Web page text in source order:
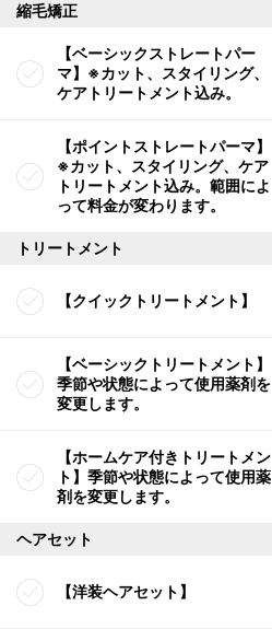
縮毛矯正
【ベーシックストレートパー
マ】※カット、スタイリング、
ケアトリートメント込み。
【ポイントストレートパーマ】
※カット、スタイリング、ケア
トリートメント込み。範囲によ
って料金が変わります。
トリートメント
【クイックトリートメント】
【ベーシックトリートメント】
季節や状態によって使用薬剤を
変更します。
【ホームケア付きトリートメン
ト】季節や状態によって使用薬
剤を変更します。
ヘアセット
【洋装ヘアセット】